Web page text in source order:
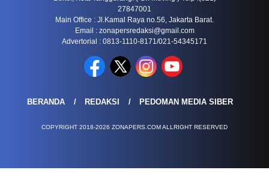
27847001
Main Office : Jl.Kamal Raya no.56, Jakarta Barat.
Email : zonapersredaksi@gmail.com
Advertorial : 0813-1110-8171/021-54345171
BERANDA REDAKSI PEDOMAN MEDIA SIBER
COPYRIGHT 2018-2026 ZONAPERS.COM ALLRIGHT RESERVED